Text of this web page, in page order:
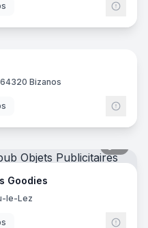
8
Bizanos
Goodies
le-Lez